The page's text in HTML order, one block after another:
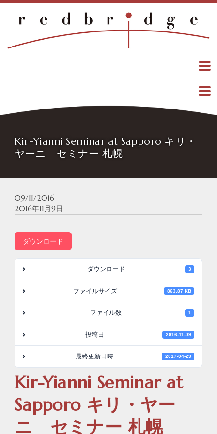
Kir-Yianni Seminar at Sapporo キリ・
ヤーニ セミナー 札幌
09/11/2016
2016年11月9日
ダウンロード
ダウンロード 3
ファイルサイズ 863.87 KB
ファイル数 1
投稿日 2016-11-09
最終更新日時 2017-04-23
Kir-Yianni Seminar at
Sapporo キリ・ヤー
ニ セミナー 札幌